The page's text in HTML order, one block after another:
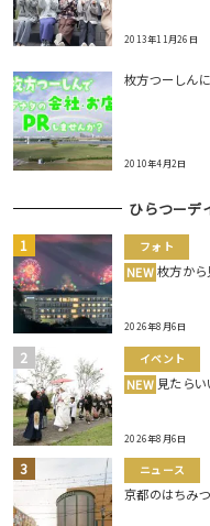
2013年11月26日
枚方つーしん
2010年4月2日
ひらつーデ
フォト
NEW 枚方から
2026年8月6日
イベント
NEW 見たら
2026年8月6日
ニュース
京都のはちみ